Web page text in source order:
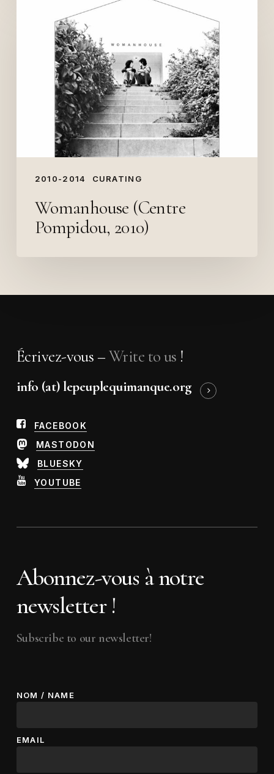
2010-2014 CURATING
Pompidou,
Womanhouse (Centre
Pompidou, 2010)
Écrivez-vous –Write to us !
info (at) lepeuplequimanque.org
FACEBOOK
MASTODON
BLUESKY
YOUTUBE
Abonnez-vous à notre
newsletter !
Subscribe to our newsletter!
NOM / NAME
EMAIL